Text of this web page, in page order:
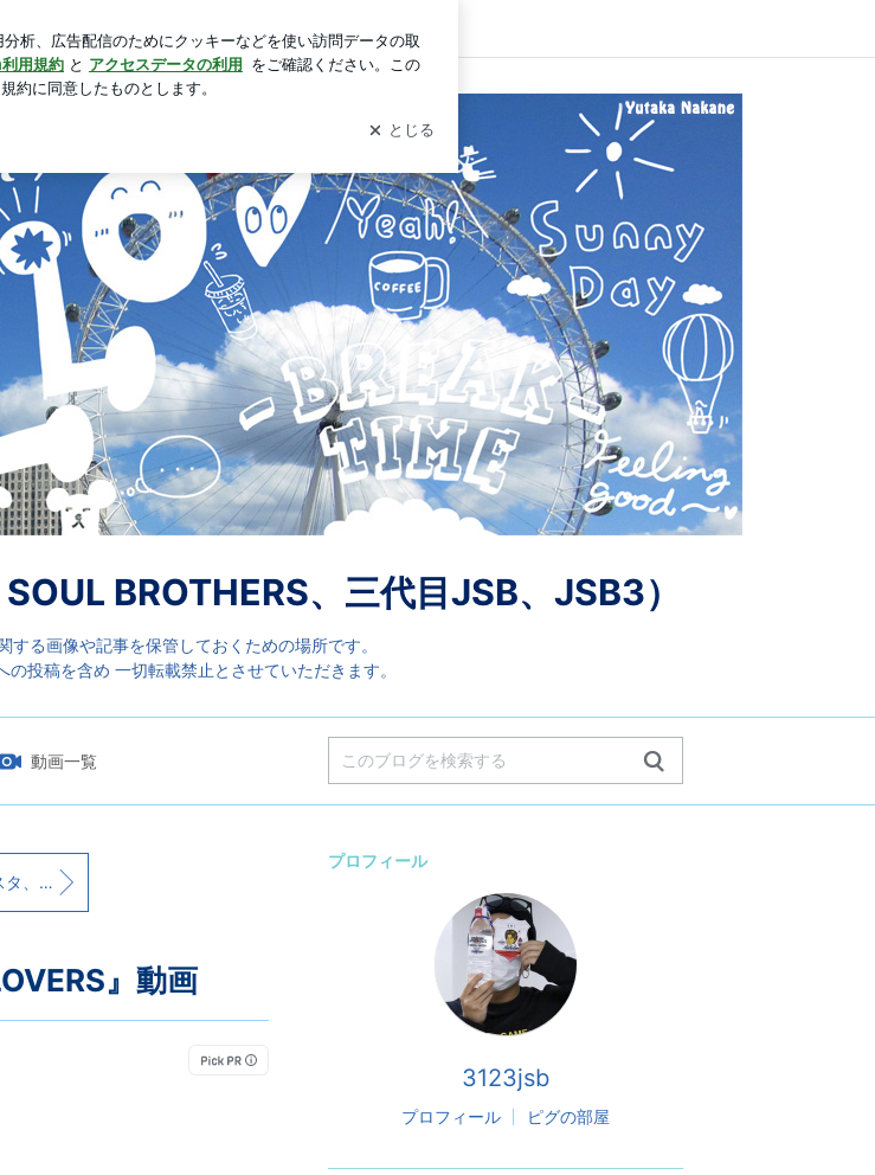
目J SOUL BROTHERS、三代目JSB、JSB3）
新規登録 ログイン
BROTHERS、三代目JSB、JSB3）
する画像や記事を保管しておくための場所です。
投稿を含め 一切転載禁止とさせていただきます。
動画一覧
小林直己 インスタ、Twitter 明日は隆二、ELLYとTikTok Live
』動画
プロフィール
3123jsb
プロフィール ピグの部屋